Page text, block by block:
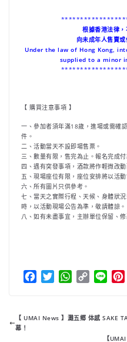
根據香港法律，
向未成年人售賣
Under the law of Hong Kong,
supplied to a minor
【 購買注意事項 】
一、參加者須年滿18歲，進場或需確
件。
二、活動當天不設即場售票。
三、數量有限，售完為止。報名完成付
四、遇有突發事項，酒款將作輕微改動
五、現場座位有限，座位安排將以活
六、所有圖片只供參考。
七、當天之實際行程、天候、身體狀
時，以活動現場公告為準，敬請體諒。
八、如有未盡事宜，主辦單位保留、
e
t
W
t
C
y
e
t
【 UMAI News 】灘五郷 体感 SAKE
幕！
【